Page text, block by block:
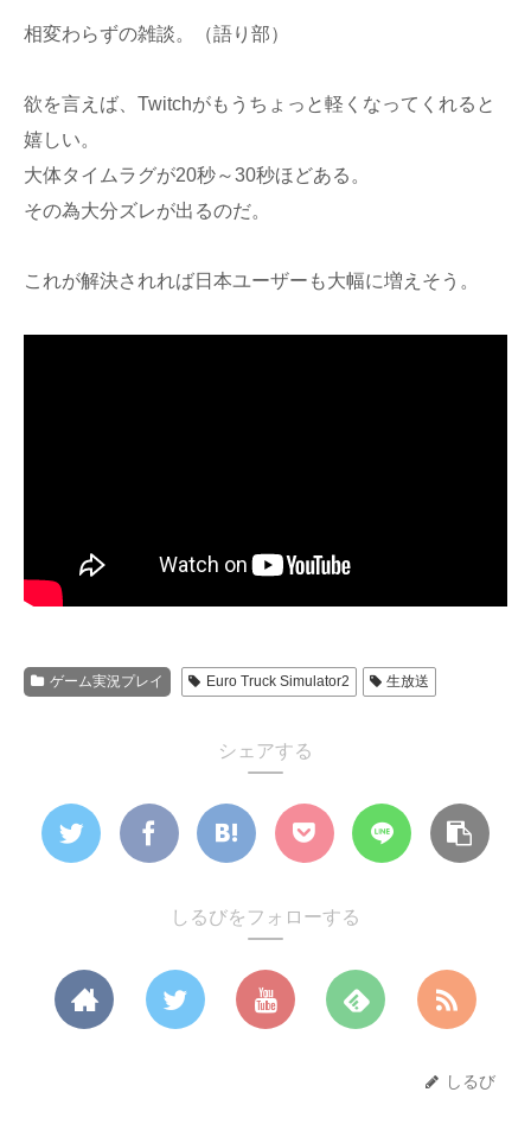
相変わらずの雑談。（語り部）
欲を言えば、Twitchがもうちょっと軽くなってくれると
嬉しい。
大体タイムラグが20秒～30秒ほどある。
その為大分ズレが出るのだ。
これが解決されれば日本ユーザーも大幅に増えそう。
ゲーム実況プレイ Euro Truck Simulator2 生放送
シェアする
しるびをフォローする
しるび